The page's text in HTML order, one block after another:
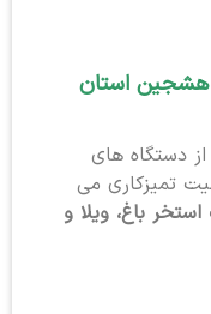
استان
دستگاه های
تمیزکاری می
استخر باغ، ویلا و